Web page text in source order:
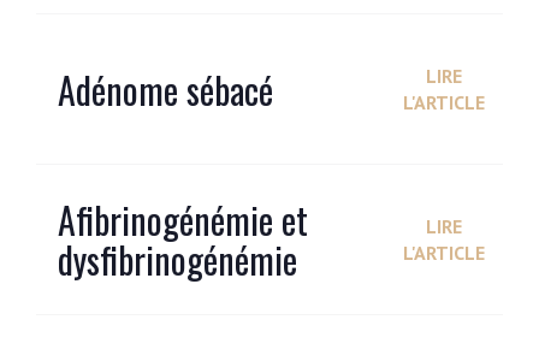
Adénome sébacé
LIRE
L'ARTICLE
Afibrinogénémie et
dysfibrinogénémie
LIRE
L'ARTICLE